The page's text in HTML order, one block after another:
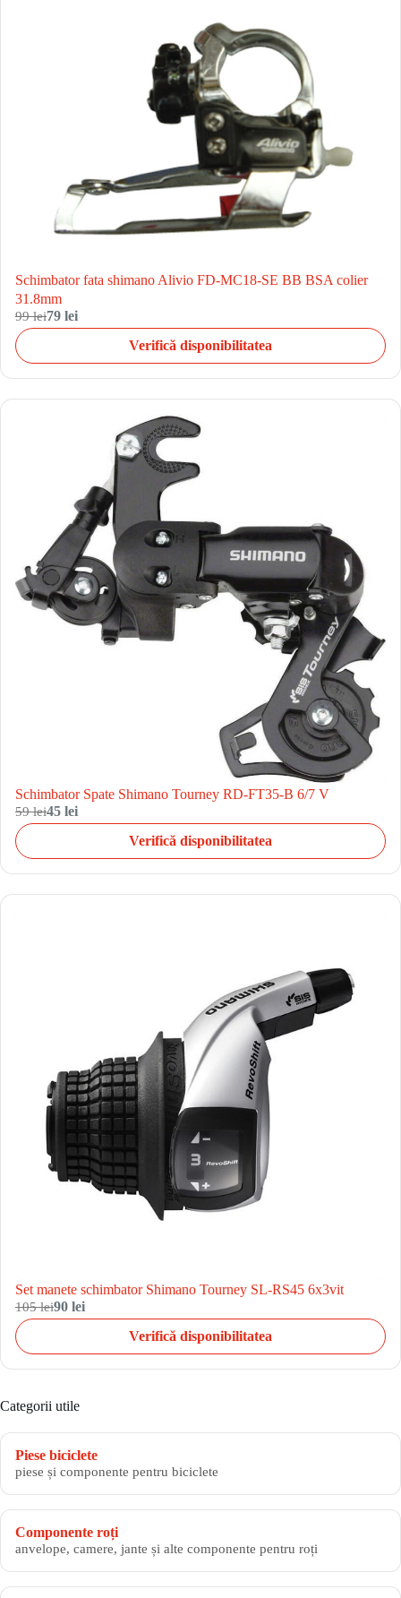
Schimbator fata shimano Alivio FD-MC18-SE BB BSA colier
31.8mm
99 lei79 lei
Verifică disponibilitatea
Schimbator Spate Shimano Tourney RD-FT35-B 6/7 V
59 lei45 lei
Verifică disponibilitatea
Set manete schimbator Shimano Tourney SL-RS45 6x3vit
105 lei90 lei
Verifică disponibilitatea
Categorii utile
Piese biciclete
piese și componente pentru biciclete
Componente roți
anvelope, camere, jante și alte componente pentru roți